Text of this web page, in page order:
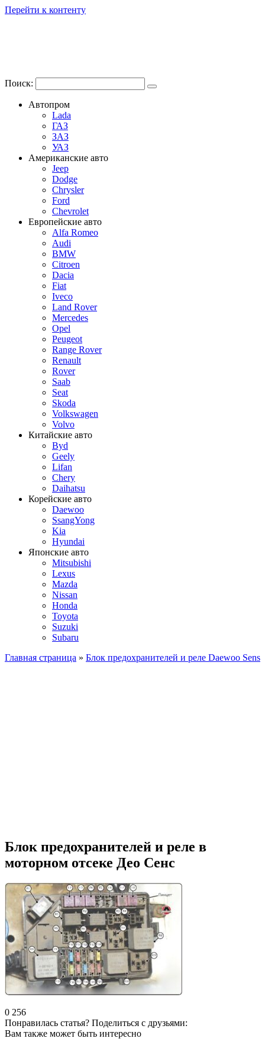
Перейти к контенту
Поиск:
Автопром
Lada
ГАЗ
ЗАЗ
УАЗ
Американские авто
Jeep
Dodge
Chrysler
Ford
Chevrolet
Европейские авто
Alfa Romeo
Audi
BMW
Citroen
Dacia
Fiat
Iveco
Land Rover
Mercedes
Opel
Peugeot
Range Rover
Renault
Rover
Saab
Seat
Skoda
Volkswagen
Volvo
Китайские авто
Byd
Geely
Lifan
Chery
Daihatsu
Корейские авто
Daewoo
SsangYong
Kia
Hyundai
Японские авто
Mitsubishi
Lexus
Mazda
Nissan
Honda
Toyota
Suzuki
Subaru
Главная страница » Блок предохранителей и реле Daewoo Sens
Блок предохранителей и реле в
моторном отсеке Део Сенс
0 256
Понравилась статья? Поделиться с друзьями:
Вам также может быть интересно